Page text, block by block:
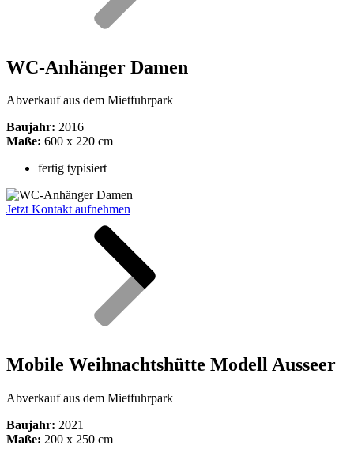
WC-Anhänger Damen
Abverkauf aus dem Mietfuhrpark
Baujahr: 2016
Maße: 600 x 220 cm
fertig typisiert
Jetzt Kontakt aufnehmen
Mobile Weihnachtshütte Modell Ausseer
Abverkauf aus dem Mietfuhrpark
Baujahr: 2021
Maße: 200 x 250 cm